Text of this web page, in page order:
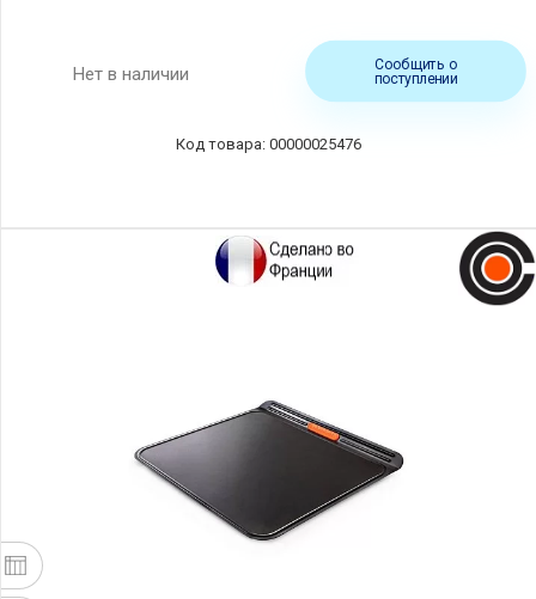
Нет в наличии
Сообщить о
поступлении
00000025476